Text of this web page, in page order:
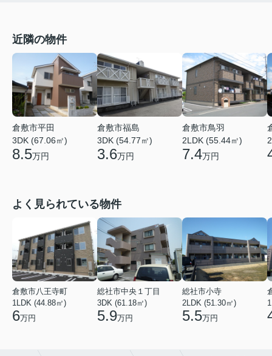
近隣の物件
倉敷市平田
3DK (67.06㎡)
8.5万円
倉敷市福島
3DK (54.77㎡)
3.6万円
倉敷市鳥羽
2LDK (55.44㎡)
7.4万円
よく見られている物件
倉敷市八王寺町
1LDK (44.88㎡)
6万円
総社市中央１丁目
3DK (61.18㎡)
5.9万円
総社市小寺
2LDK (51.30㎡)
5.5万円